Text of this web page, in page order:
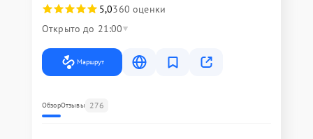
5,0360 оценки
Открыто до 21:00
Маршрут
ОбзорОтзывы 276